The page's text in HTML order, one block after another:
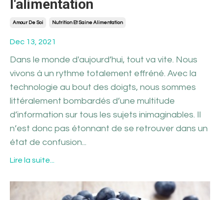
l'alimentation
Amour De Soi Nutrition Et Saine Alimentation
Dec 13, 2021
Dans le monde d'aujourd’hui, tout va vite. Nous
vivons à un rythme totalement effréné. Avec la
technologie au bout des doigts, nous sommes
littéralement bombardés d’une multitude
d’information sur tous les sujets inimaginables. Il
n’est donc pas étonnant de se retrouver dans un
état de confusion...
Lire la suite...